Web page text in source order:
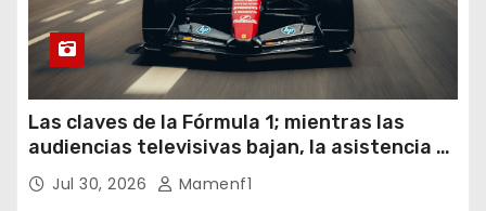
Las claves de la Fórmula 1; mientras las
audiencias televisivas bajan, la asistencia a
los circuitos suben y en España se nos
vienen sorpresas
Jul 30, 2026 Mamenf1